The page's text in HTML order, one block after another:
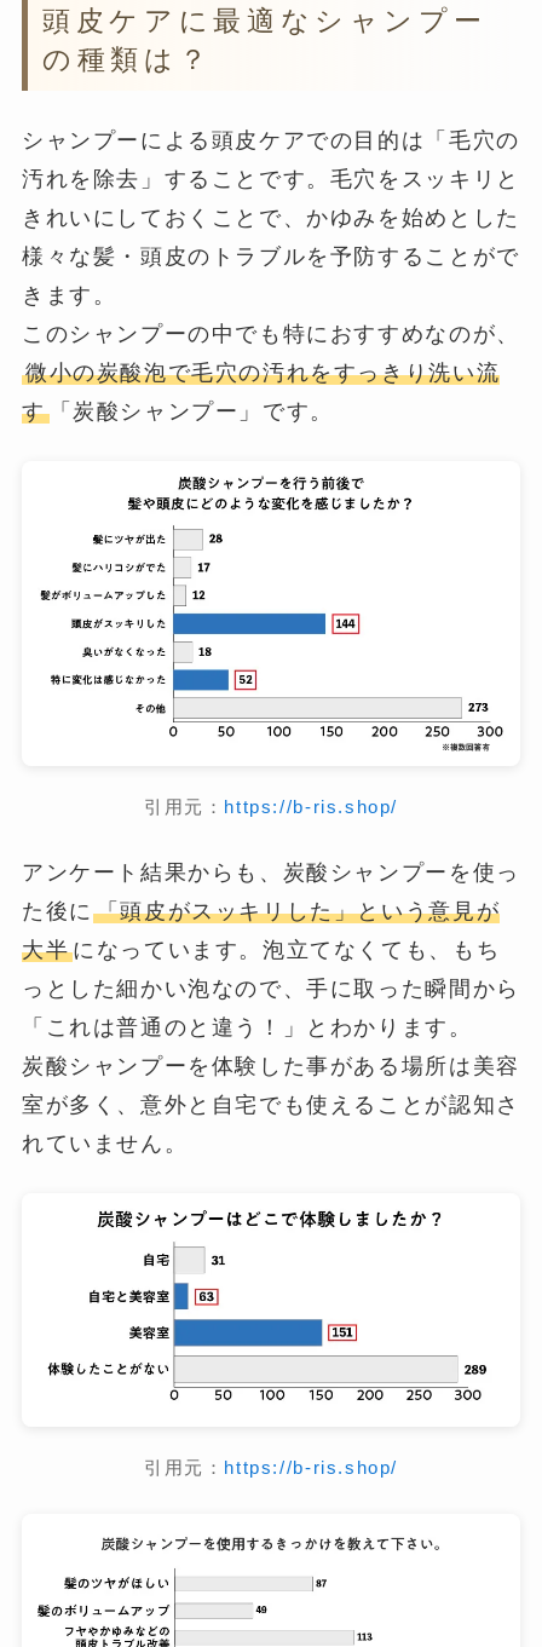
頭皮ケアに最適なシャンプー
の種類は？
シャンプーによる頭皮ケアでの目的は「毛穴の
汚れを除去」することです。毛穴をスッキリと
きれいにしておくことで、かゆみを始めとした
様々な髪・頭皮のトラブルを予防することがで
きます。
このシャンプーの中でも特におすすめなのが、
微小の炭酸泡で毛穴の汚れをすっきり洗い流
す「炭酸シャンプー」です。
引用元： https://b-ris.shop/
アンケート結果からも、炭酸シャンプーを使っ
た後に 「頭皮がスッキリした」という意見が
大半になっています。泡立てなくても、もち
っとした細かい泡なので、手に取った瞬間から
「これは普通のと違う！」とわかります。
炭酸シャンプーを体験した事がある場所は美容
室が多く、意外と自宅でも使えることが認知さ
れていません。
引用元： https://b-ris.shop/